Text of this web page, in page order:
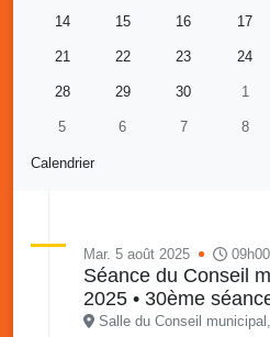
Calendrier
14 15 16 17
21 22 23 24
28 29 30 1
5 6 7 8
Mar. 5 août 2025
Séance du Conseil
2025 • 30ème
Salle du Conseil